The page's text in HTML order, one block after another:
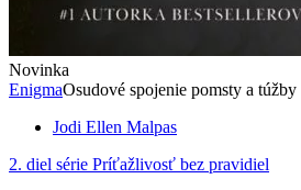
Novinka
EnigmaOsudové spojenie pomsty a túžby
Jodi Ellen Malpas
2. diel série Príťažlivosť bez pravidiel